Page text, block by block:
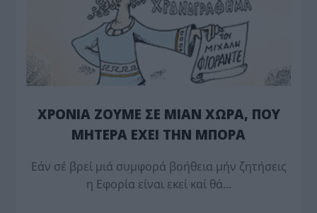
ΧΡΟΝΙΑ ΖΟΥΜΕ ΣΕ ΜΙΑΝ ΧΩΡΑ, ΠΟΥ
ΜΗΤΕΡΑ ΕΧΕΙ ΤΗΝ ΜΠΟΡΑ
Εάν σέ βρεί μιά συμφορά βοήθεια μήν ζητήσεις
η Εφορία είναι εκεί καί θά…